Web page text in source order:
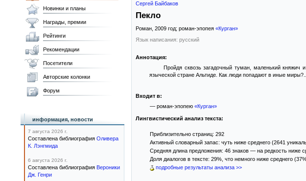
Сергей Байбаков
Пекло
Роман, 2009 год; роман-эпопея «Курган»
Язык написания: русский
Аннотация:
Пройдя сквозь загадочный туман, маленький
языческой стране Альтиде. Как люди попадают в иные
Входит в:
— роман-эпопею «Курган»
Лингвистический анализ текста:
Приблизительно страниц: 292
Активный словарный запас: чуть ниже среднего (2641
Средняя длина предложения: 46 знаков — на редкость ниже
Доля диалогов в тексте: 29%, что немного ниже среднего
подробные результаты анализа >>
Новинки и планы
Награды, премии
Рейтинги
Рекомендации
Посетители
Авторские колонки
Форум
информация, новости
7 августа 2026 г.
Составлена библиография Оливера
К. Лэнгмида
6 августа 2026 г.
Составлена библиография Вероники
Дж. Генри